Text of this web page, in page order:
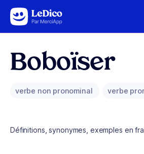
Aller au contenu
Boboïser
verbe non pronominal verbe
Définitions, synonymes, exemples en